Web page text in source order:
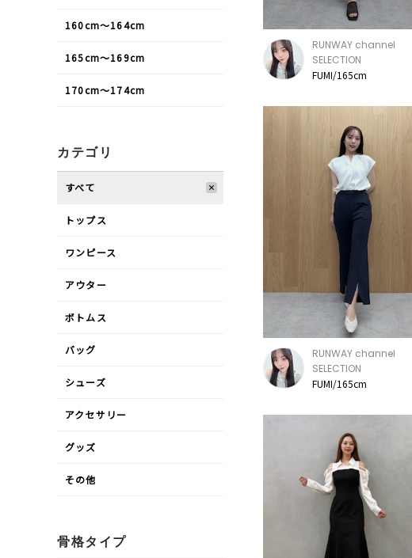
RUNWAY channel
SELECTION
FUMI/165cm
RUNWAY channel
SELECTION
FUMI/165cm
160cm〜164cm
165cm〜169cm
170cm〜174cm
カテゴリ
すべて
トップス
ワンピース
アウター
ボトムス
バッグ
シューズ
アクセサリー
グッズ
その他
骨格タイプ